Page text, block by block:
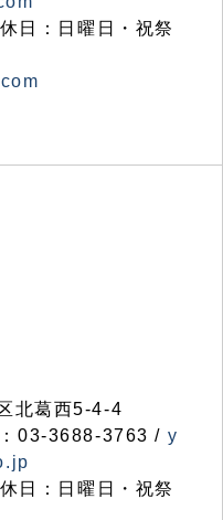
日：日曜日・祝祭
北葛西5-4-4
03-3688-3763 / y
日：日曜日・祝祭